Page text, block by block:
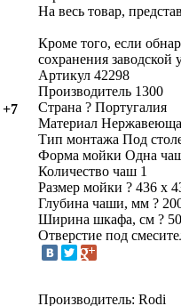
+7
На весь товар,
Кроме того, если
сохранения заводской
Артикул 42298
Производитель 1300
Страна ? Португалия
Материал
Тип монтажа Под
Форма мойки Одна
Количество чаш 1
Размер мойки ? 436 х
Глубина чаши, мм ?
Ширина шкафа, см ? 50
Отверстие под
Производитель: Rodi